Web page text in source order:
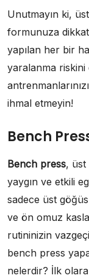
Unutmayın ki,
formunuza
yapılan her bir
yaralanma riskini
ihmal etmeyin!
Bench
Bench press, üst
yaygın ve etkili
sadece üst
ve ön omuz
rutininizin
bench press
nelerdir? İlk